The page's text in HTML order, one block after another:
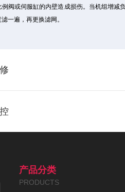
阀或伺服缸的内壁造成损伤。当机组增
一遍，再更换滤网。
产品分类
PRODUCTS